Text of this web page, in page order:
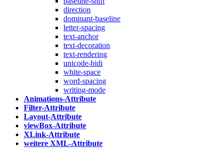
direction
dominant-baseline
letter-spacing
text-anchor
text-decoration
text-rendering
unicode-bidi
white-space
word-spacing
writing-mode
Animations-Attribute
Filter-Attribute
Layout-Attribute
viewBox-Attribute
XLink-Attribute
weitere XML-Attribute